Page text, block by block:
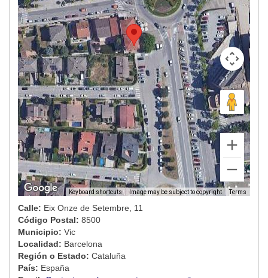
Keyboard shortcuts Image may be subject to copyright Terms
Calle: Eix Onze de Setembre, 11
Código Postal: 8500
Municipio: Vic
Localidad: Barcelona
Región o Estado: Cataluña
País: España